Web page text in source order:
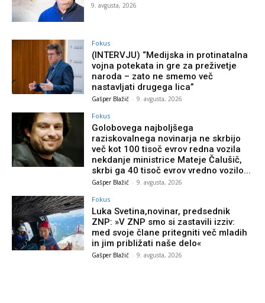
9. avgusta, 2026
Fokus
(INTERVJU) “Medijska in protinatalna
vojna potekata in gre za preživetje
naroda – zato ne smemo več
nastavljati drugega lica”
Gašper Blažič - 9. avgusta, 2026
Fokus
Golobovega najboljšega
raziskovalnega novinarja ne skrbijo
več kot 100 tisoč evrov redna vozila
nekdanje ministrice Mateje Čalušič,
skrbi ga 40 tisoč evrov vredno vozilo...
Gašper Blažič - 9. avgusta, 2026
Fokus
Luka Svetina,novinar, predsednik
ZNP: »V ZNP smo si zastavili izziv:
med svoje člane pritegniti več mladih
in jim približati naše delo«
Gašper Blažič - 9. avgusta, 2026